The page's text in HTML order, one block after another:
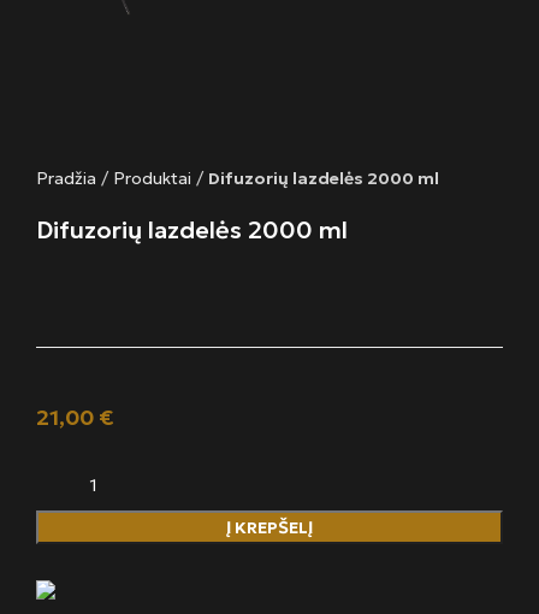
Pradžia / Produktai / Difuzorių lazdelės 2000 ml
Difuzorių lazdelės 2000 ml
21,00 €
Į KREPŠELĮ